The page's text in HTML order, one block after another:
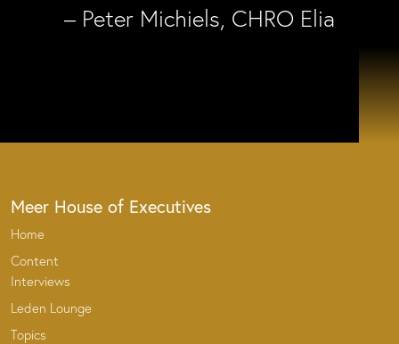
– Peter Michiels, CHRO Elia
Meer House of Executives
Home
Content
Interviews
Leden Lounge
Topics